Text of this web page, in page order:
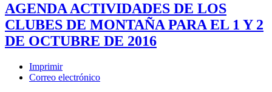
AGENDA ACTIVIDADES DE LOS
CLUBES DE MONTAÑA PARA EL 1 Y 2
DE OCTUBRE DE 2016
Imprimir
Correo electrónico